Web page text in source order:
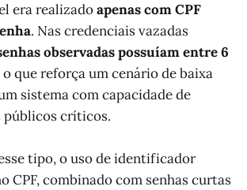
era realizadoapenas com CPF
. Nas credenciais vazadas
observadas possuíam entre 6
o que reforça um cenário de baixa
sistema com capacidade de
públicos críticos.
tipo, o uso de identificador
CPF, combinado com senhas curtas